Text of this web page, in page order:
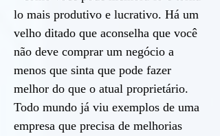
lo mais produtivo e lucrativo. Há um
velho ditado que aconselha que você
não deve comprar um negócio a
menos que sinta que pode fazer
melhor do que o atual proprietário.
Todo mundo já viu exemplos de uma
empresa que precisa de melhorias